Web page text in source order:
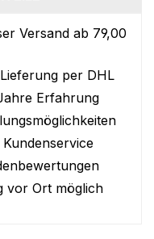
Versand ab 79,00
per DHL
Erfahrung
vor Ort möglich